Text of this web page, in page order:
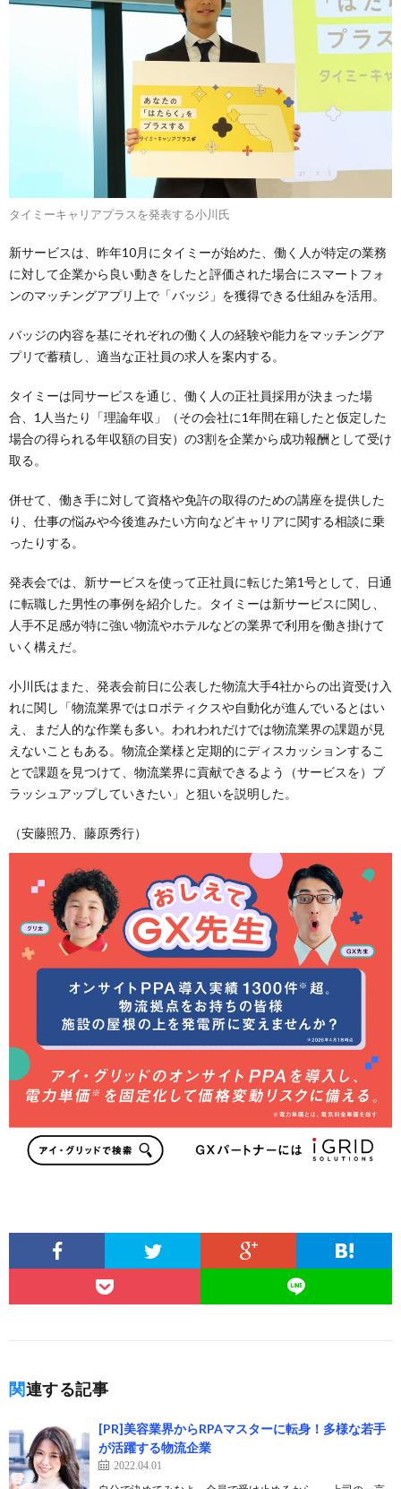
タイミーキャリアプラスを発表する小川氏
新サービスは、昨年10月にタイミーが始めた、働く人が特定の業務
に対して企業から良い動きをしたと評価された場合にスマートフォ
ンのマッチングアプリ上で「バッジ」を獲得できる仕組みを活用。
バッジの内容を基にそれぞれの働く人の経験や能力をマッチングア
プリで蓄積し、適当な正社員の求人を案内する。
タイミーは同サービスを通じ、働く人の正社員採用が決まった場
合、1人当たり「理論年収」（その会社に1年間在籍したと仮定した
場合の得られる年収額の目安）の3割を企業から成功報酬として受け
取る。
併せて、働き手に対して資格や免許の取得のための講座を提供した
り、仕事の悩みや今後進みたい方向などキャリアに関する相談に乗
ったりする。
発表会では、新サービスを使って正社員に転じた第1号として、日通
に転職した男性の事例を紹介した。タイミーは新サービスに関し、
人手不足感が特に強い物流やホテルなどの業界で利用を働き掛けて
いく構えだ。
小川氏はまた、発表会前日に公表した物流大手4社からの出資受け入
れに関し「物流業界ではロボティクスや自動化が進んでいるとはい
え、まだ人的な作業も多い。われわれだけでは物流業界の課題が見
えないこともある。物流企業様と定期的にディスカッションするこ
とで課題を見つけて、物流業界に貢献できるよう（サービスを）ブ
ラッシュアップしていきたい」と狙いを説明した。
（安藤照乃、藤原秀行）
関連する記事
[PR]美容業界からRPAマスターに転身！多様な若手
が活躍する物流企業
2022.04.01